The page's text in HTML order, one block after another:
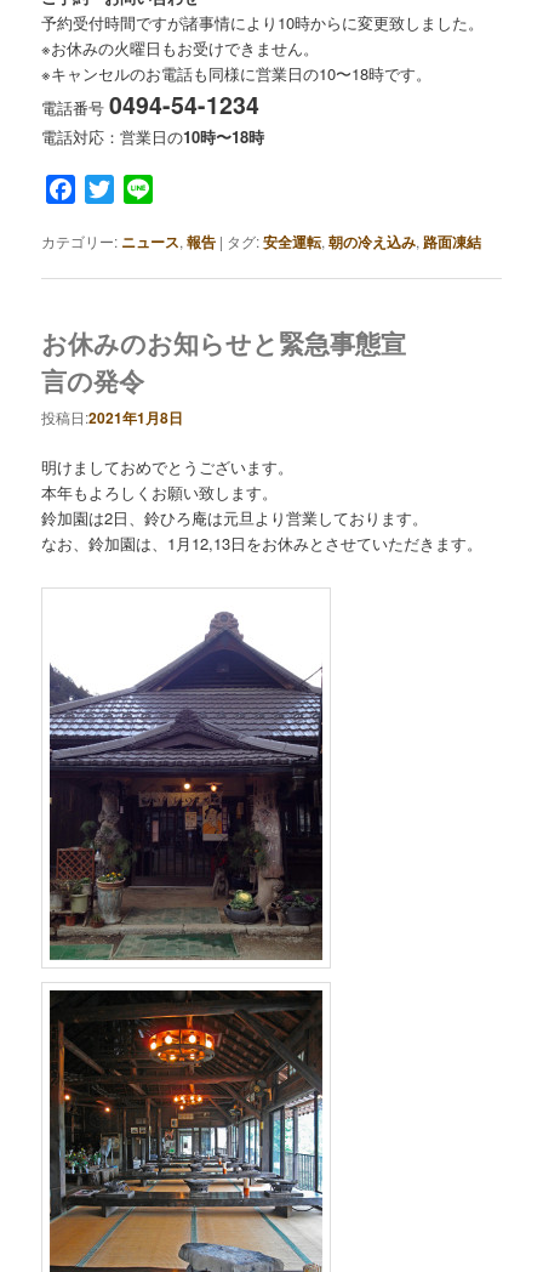
予約受付時間ですが諸事情により10時からに変更致しました。
※お休みの火曜日もお受けできません。
※キャンセルのお電話も同様に営業日の10〜18時です。
電話番号0494-54-1234
電話対応：営業日の10時〜18時
Facebook
Twitter
カテゴリー: ニュース,報告 | タグ:安全運転,朝の冷え込み,路面凍結
お休みのお知らせと緊急事態宣
言の発令
投稿日:2021年1月8日
明けましておめでとうございます。
本年もよろしくお願い致します。
鈴加園は2日、鈴ひろ庵は元旦より営業しております。
なお、鈴加園は、1月12,13日をお休みとさせていただきます。